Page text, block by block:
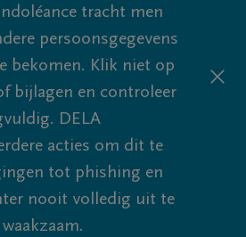
tracht men
persoonsgegevens
bekomen. Klik niet op
bijlagen en controleer
DELA
acties om dit te
tot phishing en
nooit volledig uit te